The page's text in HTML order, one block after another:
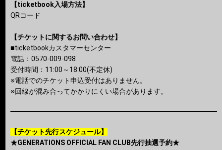
【ticketbook入場方法】
QRコード
【チケットに関するお問い合わせ】
■ticketbookカスタマーセンター
電話：0570-009-098
受付時間：11:00～18:00(不定休)
※電話でのチケット申込受付はありません。
※回線が混み合ってかかりにくい場合があります。
【チケット先行スケジュール】
★GENERATIONS OFFICIAL FAN CLUB先行抽選予約★